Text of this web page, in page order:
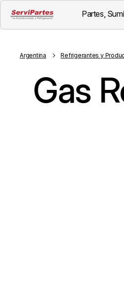
Partes,
Argentina Refrigerantes y
Gas
Visión General